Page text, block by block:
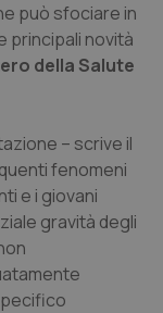
può sfociare in
principali novità
della Salute
– scrive il
fenomeni
e i giovani
gravità degli